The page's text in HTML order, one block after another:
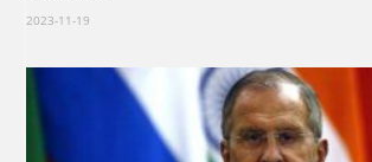
2023-11-19